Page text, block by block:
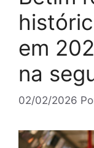
em
na
02/02/2026